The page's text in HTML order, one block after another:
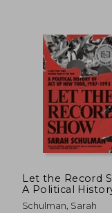
Let the Record
A Political
act up new York,
Schulman, Sarah